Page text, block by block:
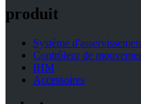
produit
Système
Contrôleur de
IHM
Accessoires